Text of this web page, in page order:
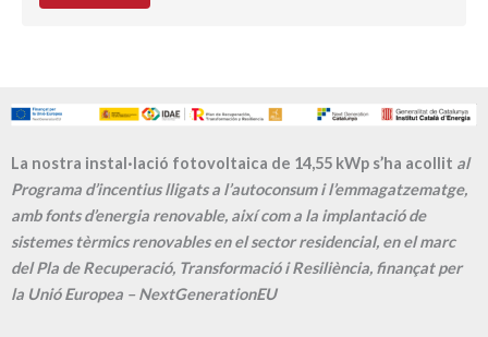
La nostra instal·lació fotovoltaica de 14,55 kWp s’ha acollit al
Programa d’incentius lligats a l’autoconsum i l’emmagatzematge,
amb fonts d’energia renovable, així com a la implantació de
sistemes tèrmics renovables en el sector residencial, en el marc
del Pla de Recuperació, Transformació i Resiliència, finançat per
la Unió Europea – NextGenerationEU